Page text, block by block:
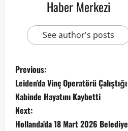
Haber Merkezi
See author's posts
Previous:
Leiden’da Vinç Operatörü Çalıştığı
Kabinde Hayatını Kaybetti
Next:
Hollanda’da 18 Mart 2026 Belediye